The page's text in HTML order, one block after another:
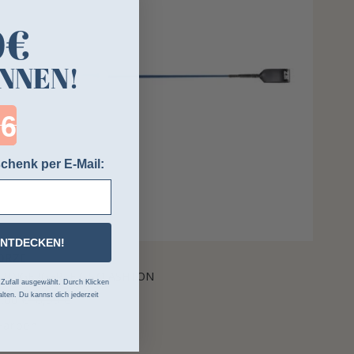
C.S.O ASHTON
€16,99 €
ends in:
per E-Mail:
ausgewählt. Durch Klicken
Du kannst dich jederzeit